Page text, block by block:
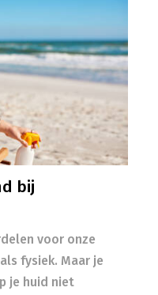
bij
voor onze
fysiek. Maar je
je huid niet